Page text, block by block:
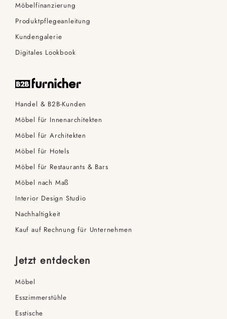
Möbelfinanzierung
Produktpflegeanleitung
Kundengalerie
Digitales Lookbook
Handel & B2B-Kunden
Möbel für Innenarchitekten
Möbel für Architekten
Möbel für Hotels
Möbel für Restaurants & Bars
Möbel nach Maß
Interior Design Studio
Nachhaltigkeit
Kauf auf Rechnung für Unternehmen
Jetzt entdecken
Möbel
Esszimmerstühle
Esstische